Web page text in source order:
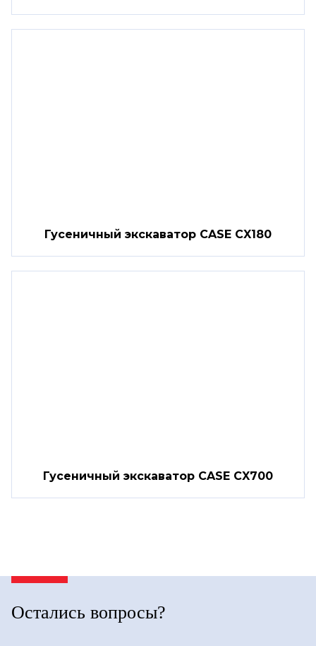
Гусеничный экскаватор CASE CX180
Гусеничный экскаватор CASE CX700
Остались вопросы?